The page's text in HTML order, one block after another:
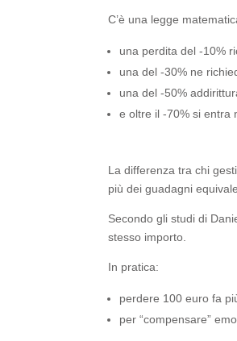
C’è una legge
una perdita del -10%
una del -30% ne
una del -50%
e oltre il -70% si entra
La differenza tra chi
più dei guadagni
Secondo gli studi di
stesso importo.
In pratica:
perdere 100 euro fa
per “compensare”